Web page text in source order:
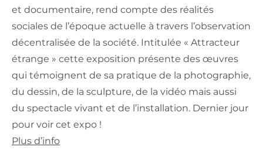
et documentaire, rend compte des réalités
sociales de l’époque actuelle à travers l’observation
décentralisée de la société. Intitulée « Attracteur
étrange » cette exposition présente des œuvres
qui témoignent de sa pratique de la photographie,
du dessin, de la sculpture, de la vidéo mais aussi
du spectacle vivant et de l’installation. Dernier jour
pour voir cet expo !
Plus d’info